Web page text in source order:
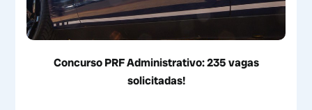
Concurso PRF Administrativo: 235 vagas
solicitadas!